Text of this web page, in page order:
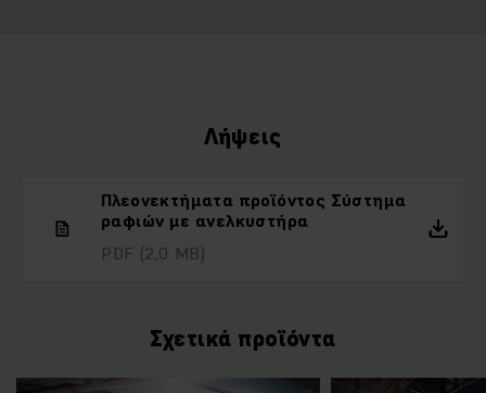
Λήψεις
Πλεονεκτήματα προϊόντος Σύστημα
ραφιών με ανελκυστήρα
PDF (2,0 MB)
Σχετικά προϊόντα